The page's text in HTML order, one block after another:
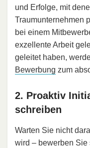
und Erfolge, mit
Traumunternehmen
bei einem
exzellente Arbeit
geleitet haben,
Bewerbung zum
2. Proaktiv
schreiben
Warten Sie nicht
wird – bewerben